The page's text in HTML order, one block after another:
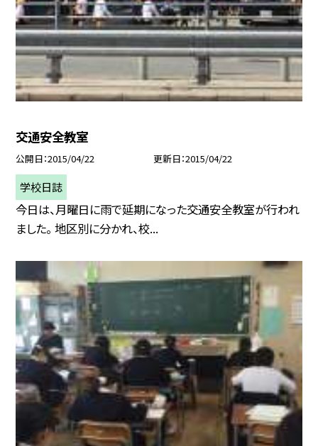
交通安全教室
公開日 2015/04/22 更新日 2015/04/22
学校日誌
今日は、月曜日に雨で延期になった交通安全教室が行われ
ました。 地区別に分かれ、校...